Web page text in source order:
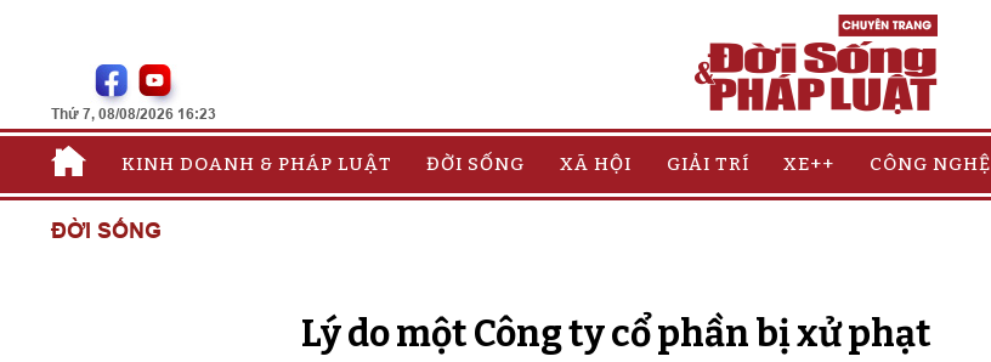
Thứ 7, 08/08/2026 16:23
KINH DOANH & PHÁP LUẬT ĐỜI SỐNG XÃ HỘI GIẢI TRÍ XE++ CÔNG NGHỆ
ĐỜI SỐNG
Lý do một Công ty cổ phần bị xử phạt